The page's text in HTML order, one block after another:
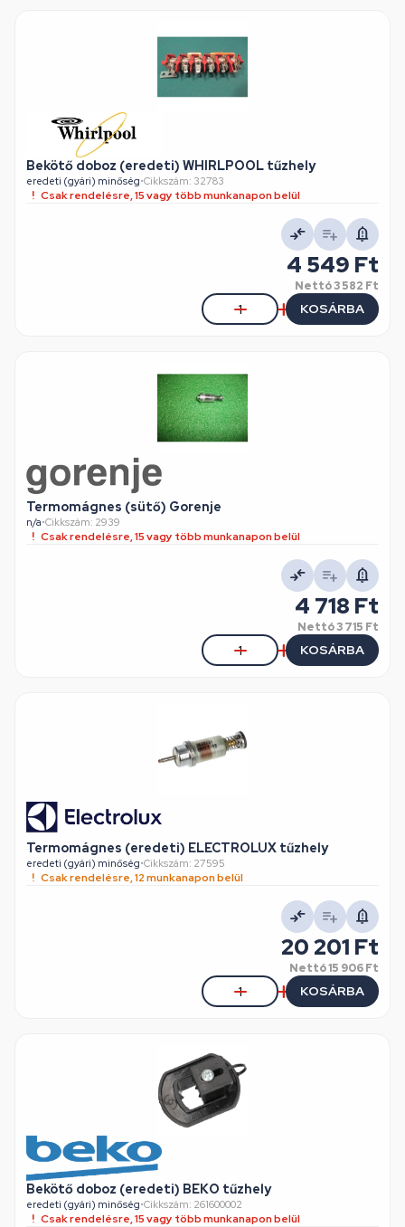
Bekötő doboz (eredeti) WHIRLPOOL tűzhely
eredeti (gyári) minőség•Cikkszám: 32783
Csak rendelésre, 15 vagy több munkanapon belül
4 549 Ft
Nettó3 582 Ft
KOSÁRBA
Termomágnes (sütő) Gorenje
n/a•Cikkszám: 2939
Csak rendelésre, 15 vagy több munkanapon belül
4 718 Ft
Nettó3 715 Ft
KOSÁRBA
Termomágnes (eredeti) ELECTROLUX tűzhely
eredeti (gyári) minőség•Cikkszám: 27595
Csak rendelésre, 12 munkanapon belül
20 201 Ft
Nettó15 906 Ft
KOSÁRBA
Bekötő doboz (eredeti) BEKO tűzhely
eredeti (gyári) minőség•Cikkszám: 261600002
Csak rendelésre, 15 vagy több munkanapon belül